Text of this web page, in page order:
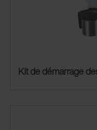
Kit de démarrage